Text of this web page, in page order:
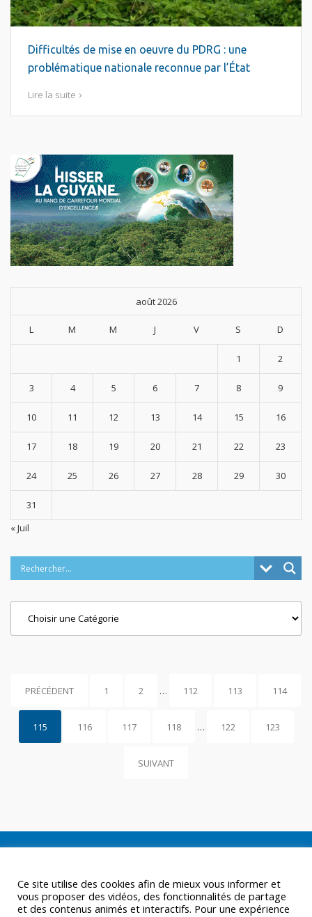
Difficultés de mise en oeuvre du PDRG : une
problématique nationale reconnue par l’État
Lire la suite
août 2026
L M M J V S D
1 2
3 4 5 6 7 8 9
10 11 12 13 14 15 16
17 18 19 20 21 22 23
24 25 26 27 28 29 30
31
« Juil
PRÉCÉDENT 1 2 … 112 113 114
115 116 117 118 … 122 123
SUIVANT
Ce site utilise des cookies afin de mieux vous informer et
vous proposer des vidéos, des fonctionnalités de partage
et des contenus animés et interactifs. Pour une expérience